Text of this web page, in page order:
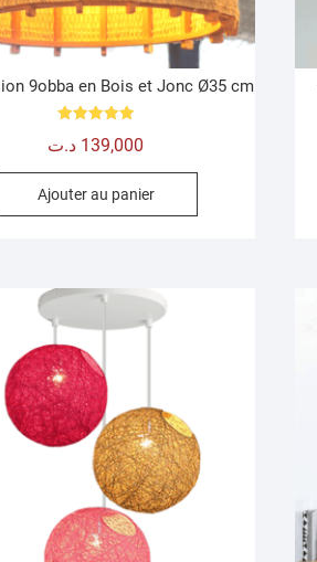
9obba en Bois et Jonc Ø35 cm
5.00
139,000 د.ت
Ajouter au panier